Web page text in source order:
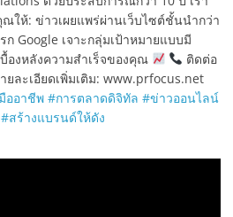
ให้: ข่าวเผยแพร่ผ่านเว็บไซต์ชั้นนำกว่า
ก Google เจาะกลุ่มเป้าหมายแบบมี
องหลังความสำเร็จของคุณ
ติดต่อ
ยละเอียดเพิ่มเติม: www.prfocus.net
ออาชีพ #การตลาดดิจิทัล #ข่าวออนไลน์
#สร้างแบรนด์ให้ดัง